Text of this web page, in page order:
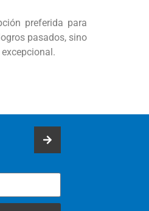
preferida para
pasados, sino